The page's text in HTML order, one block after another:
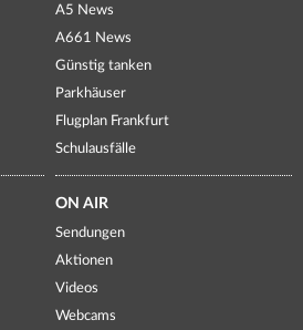
A5 News
A661 News
Günstig tanken
Parkhäuser
Flugplan Frankfurt
Schulausfälle
ON AIR
Sendungen
Aktionen
Videos
Webcams